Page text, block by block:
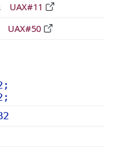
UAX#11
UAX#50